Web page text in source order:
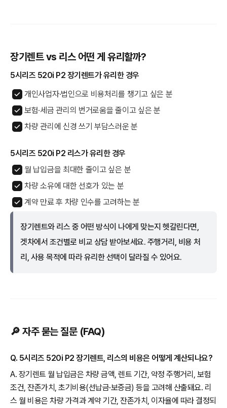
장기렌트 vs 리스 어떤 게 유리할까?
5시리즈 520i P2 장기렌트가 유리한 경우
개인사업자·법인으로 비용처리를 챙기고 싶은 분
보험·세금 관리의 번거로움을 줄이고 싶은 분
차량 관리에 신경 쓰기 부담스러운 분
5시리즈 520i P2 리스가 유리한 경우
월 납입금을 최대한 줄이고 싶은 분
차량 소유에 대한 선호가 있는 분
계약 만료 후 차량 인수를 고려하는 분
장기렌트와 리스 중 어떤 방식이 나에게 맞는지 헷갈린다면,
겟차에서 조건별로 비교 상담 받아보세요. 주행거리, 비용 처
리, 사용 목적에 따라 유리한 선택이 달라질 수 있어요.
🔎 자주 묻는 질문 (FAQ)
Q. 5시리즈 520i P2 장기렌트, 리스의 비용은 어떻게 계산되나요?
A. 장기렌트 월 납입금은 차량 금액, 렌트 기간, 약정 주행거리, 보험
조건, 잔존가치, 초기비용(선납금·보증금) 등을 고려해 산출돼요. 리
스 월 비용은 차량 가격과 계약 기간, 잔존가치, 이자율에 따라 결정되